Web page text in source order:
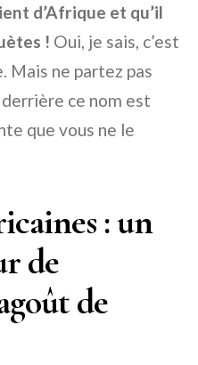
d’Afrique et qu’il
! Oui, je sais, c’est
Mais ne partez pas
ce nom est
que vous ne le
: un
de
de